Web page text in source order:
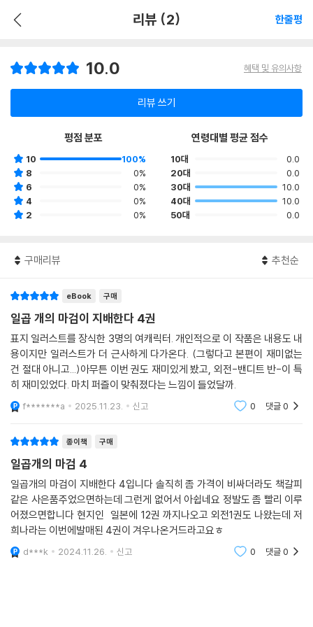
리뷰 (2) 한줄평
10.0 혜택 및 유의사항
리뷰 쓰기
평점 분포
10
100%
8
0%
6
0%
4
0%
2
0%
연령대별 평균 점수
10대
0.0
20대
0.0
30대
10.0
40대
10.0
50대
0.0
구매리뷰 추천순
eBook 구매
일곱 개의 마검이 지배한다 4권
표지 일러스트를 장식한 3명의 여캐릭터. 개인적으로 이 작품은 내용도 내
용이지만 일러스트가 더 근사하게 다가온다. (그렇다고 본편이 재미없는
건 절대 아니고...)아무튼 이번 권도 재미있게 봤고, 외전-밴디트 반-이 특
히 재미있었다. 마치 퍼즐이 맞춰졌다는 느낌이 들었달까.
f*******a 2025.11.23. 신고 0 댓글0
종이책 구매
일곱개의 마검 4
일곱개의 마검이 지배한다 4입니다 솔직히 좀 가격이 비싸더라도 책갈피
같은 사은품주었으면하는데 그런게 없어서 아쉽네요 정발도 좀 빨리 이루
어졌으면합니다 현지인 일본에 12권 까지나오고 외전1권도 나왔는데 저
희나라는 이번에발매된 4권이 겨우나온거드라고요ㅎ
d***k 2024.11.26. 신고 0 댓글0